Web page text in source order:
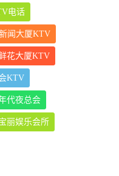
电话
闻大厦KTV
花大厦KTV
KTV
代夜总会
丽娱乐会所